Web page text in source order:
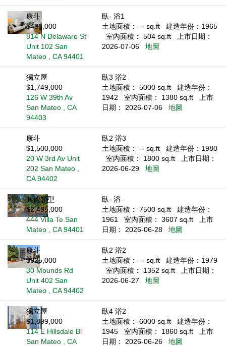
康斗
$495,000
814 N Delaware St
Unit 102 San
Mateo , CA 94401
臥- 浴1
土地面積： -- sq.ft
建造年份：1965
室內面積： 504 sq.ft
上市日期：
2026-07-06
地圖
獨立屋
$1,749,000
126 W 39th Av
San Mateo , CA
94403
臥3 浴2
土地面積： 5000 sq.ft
建造年份：
1942
室內面積： 1380 sq.ft
上市
日期： 2026-07-06
地圖
康斗
$1,500,000
20 W 3rd Av Unit
202 San Mateo ,
CA 94402
臥2 浴3
土地面積： -- sq.ft
建造年份：1980
室內面積： 1800 sq.ft
上市日期：
2026-06-29
地圖
其他類型
$2,495,000
444 Villa Te San
Mateo , CA 94401
臥- 浴-
土地面積： 7500 sq.ft
建造年份：
1961
室內面積： 3607 sq.ft
上市
日期： 2026-06-28
地圖
康斗
$925,000
30 Mounds Rd
Unit 402 San
Mateo , CA 94402
臥2 浴2
土地面積： -- sq.ft
建造年份：1979
室內面積： 1352 sq.ft
上市日期：
2026-06-27
地圖
獨立屋
$1,899,000
114 E Hillsdale Bl
San Mateo , CA
臥4 浴2
土地面積： 6000 sq.ft
建造年份：
1945
室內面積： 1860 sq.ft
上市
日期： 2026-06-26
地圖